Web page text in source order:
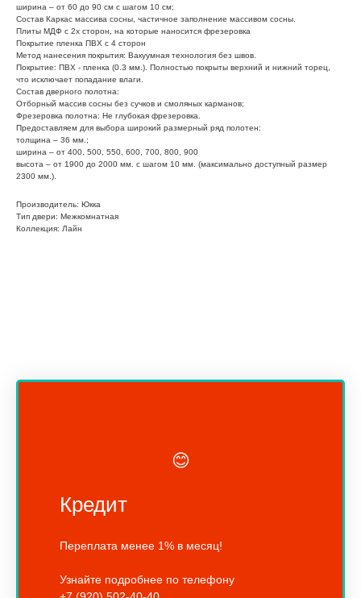
ширина – от 60 до 90 см с шагом 10 см;
Состав Каркас массива сосны, частичное заполнение массивом сосны.
Плиты МДФ с 2х сторон, на которые наносится фрезеровка
Покрытие пленка ПВХ с 4 сторон
Метод нанесения покрытия: Вакуумная технология без швов.
Покрытие: ПВХ - пленка (0.3 мм.). Полностью покрыты верхний и нижний торец,
что исключает попадание влаги.
Состав дверного полотна:
Отборный массив сосны без сучков и смоляных карманов;
Фрезеровка полотна: Не глубокая фрезеровка.
Предоставляем для выбора широкий размерный ряд полотен:
толщина – 36 мм.;
ширина – от 400, 500, 550, 600, 700, 800, 900
высота – от 1900 до 2000 мм. с шагом 10 мм. (максимально доступный размер
2300 мм.).
Производитель: Юкка
Тип двери: Межкомнатная
Коллекция: Лайн
😊
Кредит
Переплата менее 1% в месяц!
Узнайте подробнее по телефону